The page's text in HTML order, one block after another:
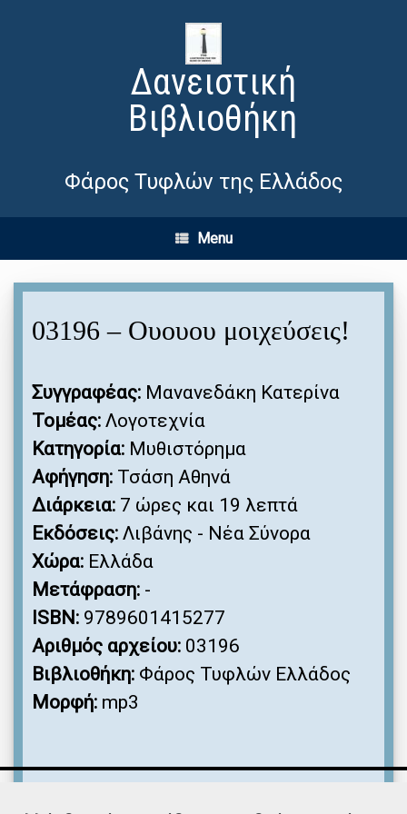
Δανειστική
Βιβλιοθήκη
Φάρος Τυφλών της Ελλάδος
Menu
03196 – Ουουου μοιχεύσεις!
Συγγραφέας: Μανανεδάκη Κατερίνα
Τομέας: Λογοτεχνία
Κατηγορία: Μυθιστόρημα
Αφήγηση: Τσάση Αθηνά
Διάρκεια: 7 ώρες και 19 λεπτά
Εκδόσεις: Λιβάνης - Νέα Σύνορα
Χώρα: Ελλάδα
Μετάφραση: -
ISBN: 9789601415277
Αριθμός αρχείου: 03196
Βιβλιοθήκη: Φάρος Τυφλών Ελλάδος
Μορφή: mp3